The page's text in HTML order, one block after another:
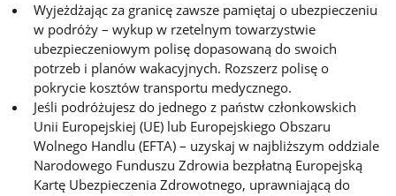
Wyjeżdżając za granicę zawsze pamiętaj o ubezpieczeniu
w podróży – wykup w rzetelnym towarzystwie
ubezpieczeniowym polisę dopasowaną do swoich
potrzeb i planów wakacyjnych. Rozszerz polisę o
pokrycie kosztów transportu medycznego.
Jeśli podróżujesz do jednego z państw członkowskich
Unii Europejskiej (UE) lub Europejskiego Obszaru
Wolnego Handlu (EFTA) – uzyskaj w najbliższym oddziale
Narodowego Funduszu Zdrowia bezpłatną Europejską
Kartę Ubezpieczenia Zdrowotnego, uprawniającą do